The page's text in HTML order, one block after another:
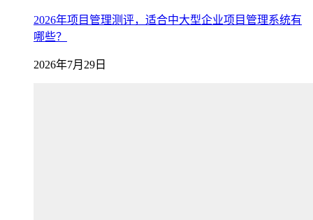
2026年项目管理测评，适合中大型企业项目管理系统有
哪些？
2026年7月29日